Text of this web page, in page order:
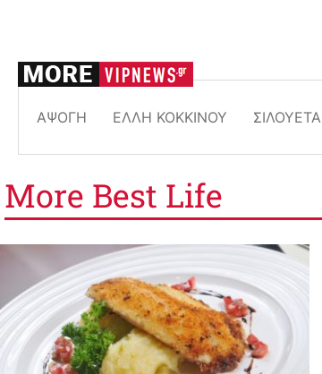
ΆΨΟΓΗ ΈΛΛΗ ΚΟΚΚΊΝΟΥ ΣΙΛΟΥΈΤΑ
More Best Life